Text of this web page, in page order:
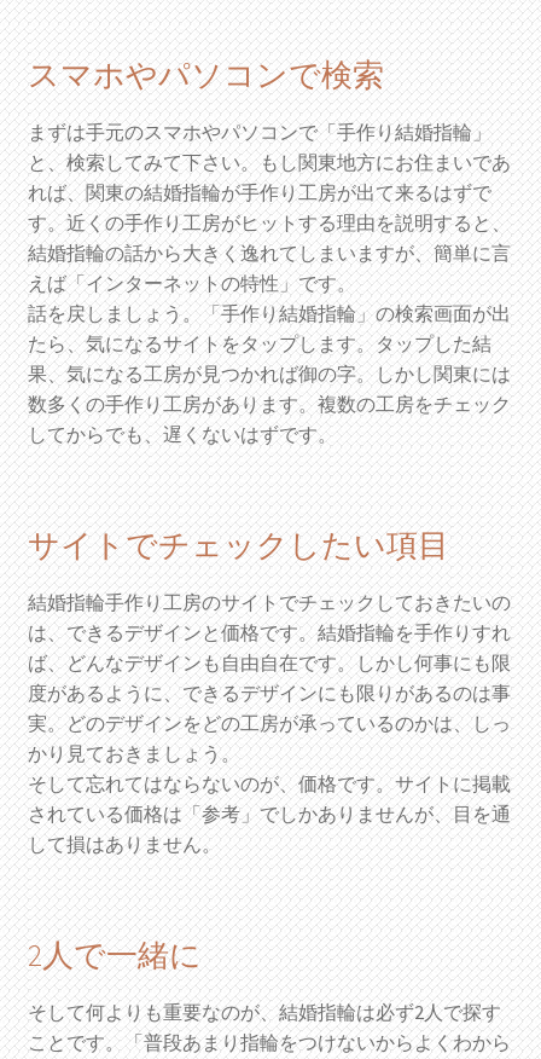
スマホやパソコンで検索
まずは手元のスマホやパソコンで「手作り結婚指輪」
と、検索してみて下さい。もし関東地方にお住まいであ
れば、関東の結婚指輪が手作り工房が出て来るはずで
す。近くの手作り工房がヒットする理由を説明すると、
結婚指輪の話から大きく逸れてしまいますが、簡単に言
えば「インターネットの特性」です。
話を戻しましょう。「手作り結婚指輪」の検索画面が出
たら、気になるサイトをタップします。タップした結
果、気になる工房が見つかれば御の字。しかし関東には
数多くの手作り工房があります。複数の工房をチェック
してからでも、遅くないはずです。
サイトでチェックしたい項目
結婚指輪手作り工房のサイトでチェックしておきたいの
は、できるデザインと価格です。結婚指輪を手作りすれ
ば、どんなデザインも自由自在です。しかし何事にも限
度があるように、できるデザインにも限りがあるのは事
実。どのデザインをどの工房が承っているのかは、しっ
かり見ておきましょう。
そして忘れてはならないのが、価格です。サイトに掲載
されている価格は「参考」でしかありませんが、目を通
して損はありません。
2人で一緒に
そして何よりも重要なのが、結婚指輪は必ず2人で探す
ことです。「普段あまり指輪をつけないからよくわから